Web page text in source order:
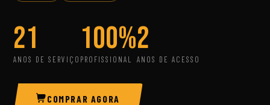
21
ANOS DE SERVIÇO
100%
PROFISSIONAL
2
ANOS DE ACESSO
COMPRAR AGORA